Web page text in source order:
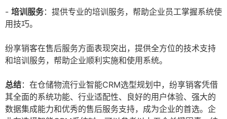
- 培训服务：提供专业的培训服务，帮助企业员工掌握系统使
用技巧。
纷享销客在售后服务方面表现突出，提供全方位的技术支持
和培训服务，帮助企业顺利实施和使用系统。
总结：在仓储物流行业智能CRM选型规划中，纷享销客凭借
其全面的系统功能、行业适配性、良好的用户体验、强大的
数据集成能力和优秀的售后服务支持，成为企业的首选。企